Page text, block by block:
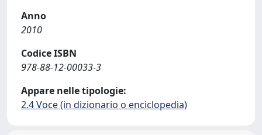
Anno
2010
Codice ISBN
978-88-12-00033-3
Appare nelle tipologie:
2.4 Voce (in dizionario o enciclopedia)